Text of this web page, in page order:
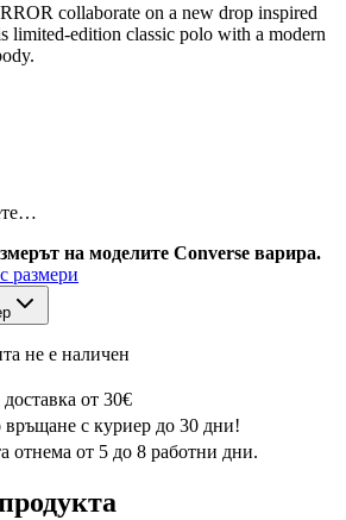
collaborate on a new drop inspired
limited-edition classic polo with a modern
на моделите Converse варира.
размери
не е наличен
от 30€
връщане с куриер до 30 дни!
отнема от 5 до 8 работни дни.